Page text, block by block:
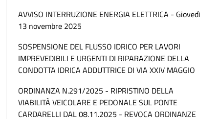
AVVISO INTERRUZIONE ENERGIA ELETTRICA - Giovedì
13 novembre 2025
SOSPENSIONE DEL FLUSSO IDRICO PER LAVORI
IMPREVEDIBILI E URGENTI DI RIPARAZIONE DELLA
CONDOTTA IDRICA ADDUTTRICE DI VIA XXIV MAGGIO
ORDINANZA N.291/2025 - RIPRISTINO DELLA
VIABILITÀ VEICOLARE E PEDONALE SUL PONTE
CARDARELLI DAL 08.11.2025 - REVOCA ORDINANZE